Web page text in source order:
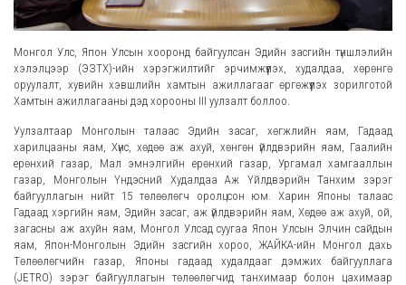
Монгол Улс, Япон Улсын хооронд байгуулсан Эдийн засгийн түншлэлийн
хэлэлцээр (ЭЗТХ)-ийн хэрэгжилтийг эрчимжүүлэх, худалдаа, хөрөнгө
оруулалт, хувийн хэвшлийн хамтын ажиллагааг өргөжүүлэх зорилготой
Хамтын ажиллагааны дэд хорооны III уулзалт боллоо.
Уулзалтаар Монголын талаас Эдийн засаг, хөгжлийн яам, Гадаад
харилцааны яам, Хүнс, хөдөө аж ахуй, хөнгөн үйлдвэрийн яам, Гаалийн
ерөнхий газар, Мал эмнэлгийн ерөнхий газар, Ургамал хамгааллын
газар, Монголын Үндэсний Худалдаа Аж Үйлдвэрийн Танхим зэрэг
байгууллагын нийт 15 төлөөлөгч оролцсон юм. Харин Японы талаас
Гадаад хэргийн яам, Эдийн засаг, аж үйлдвэрийн яам, Хөдөө аж ахуй, ой,
загасны аж ахуйн яам, Монгол Улсад суугаа Япон Улсын Элчин сайдын
яам, Япон-Монголын Эдийн засгийн хороо, ЖАЙКА-ийн Монгол дахь
Төлөөлөгчийн газар, Японы гадаад худалдааг дэмжих байгууллага
(JETRO) зэрэг байгууллагын төлөөлөгчид танхимаар болон цахимаар